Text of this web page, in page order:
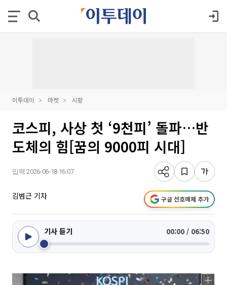
이투데이 마켓 시황
코스피, 사상 첫 ‘9천피’ 돌파…반
도체의 힘[꿈의 9000피 시대]
입력 2026-06-18 16:07
김범근 기자 구글 선호매체 추가
기사 듣기 00:00 / 06:50